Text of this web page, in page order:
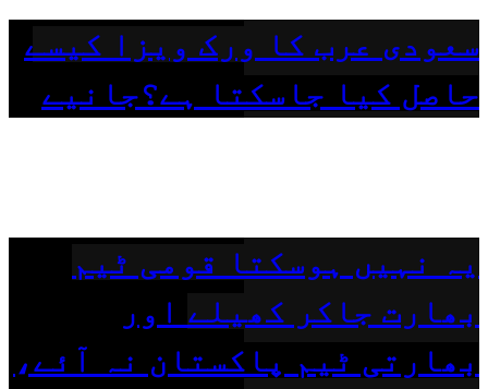
سعودی عرب کا ورک ویزا کیسے
حاصل کیا جاسکتا ہے؟جانیے
یہ نہیں ہوسکتا قومی ٹیم
بھارت جاکر کھیلے اور
بھارتی ٹیم پاکستان نہ آئے،